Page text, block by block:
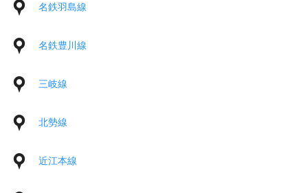
名鉄羽島線
名鉄豊川線
三岐線
北勢線
近江本線